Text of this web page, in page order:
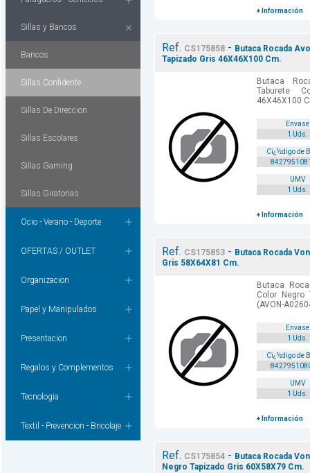
Sillas y Bancos
Bancos
Sillas Confidente
Sillas De Direccion
Sillas Escolares
Sillas Gaming
Sillas Giratorias
Ocio - Verano - Deporte
OFERTAS / OUTLET
Organizacion
Papel y Manipulados
Presentacion
Regalos y Complementos
Tecnologia
Textil - Prevencion - Bricolaje
+ Información
Ref. CS175858- Butaca Rocada
Tapizado Gris 46X46X100 Cm.
Butaca
Taburete
46X46X100
Envase
1 Uds.
Cï¿½digo de
UMV
1 Uds.
+ Información
Ref. CS175853- Butaca Rocada
Gris 58X64X81 Cm.
Butaca
Color Negro
(AVON-
Envase
1 Uds.
Cï¿½digo de
UMV
1 Uds.
+ Información
Ref. CS175854- Butaca Rocada
Negro Tapizado Gris 60X58X79 Cm.